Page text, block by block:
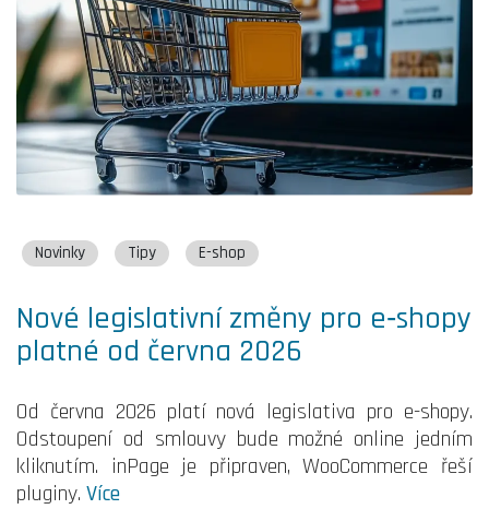
Novinky Tipy E-shop
Nové legislativní změny pro e‑shopy
platné od června 2026
Od června 2026 platí nová legislativa pro e-shopy.
Odstoupení od smlouvy bude možné online jedním
kliknutím. inPage je připraven, WooCommerce řeší
pluginy. Více